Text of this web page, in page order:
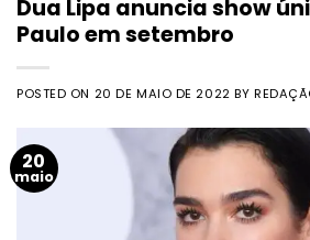
Dua Lipa anuncia show
Paulo em setembro
POSTED ON 20 DE MAIO DE 2022 BY
20
maio